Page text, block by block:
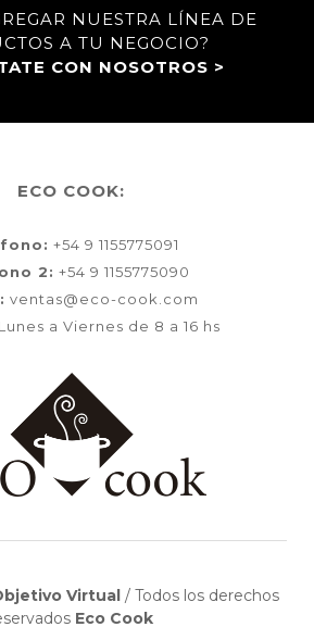
NUESTRA LÍNEA DE
A TU NEGOCIO?
CON NOSOTROS >
ECO COOK:
+54 9 1155775091
2: +54 9 1155775090
ventas@eco-cook.com
Lunes a Viernes de 8 a 16 hs
Virtual / Todos los derechos
Eco Cook